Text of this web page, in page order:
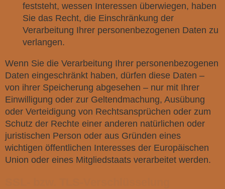
feststeht, wessen Interessen überwiegen, haben
Sie das Recht, die Einschränkung der
Verarbeitung Ihrer personenbezogenen Daten zu
verlangen.
Wenn Sie die Verarbeitung Ihrer personenbezogenen
Daten eingeschränkt haben, dürfen diese Daten –
von ihrer Speicherung abgesehen – nur mit Ihrer
Einwilligung oder zur Geltendmachung, Ausübung
oder Verteidigung von Rechtsansprüchen oder zum
Schutz der Rechte einer anderen natürlichen oder
juristischen Person oder aus Gründen eines
wichtigen öffentlichen Interesses der Europäischen
Union oder eines Mitgliedstaats verarbeitet werden.